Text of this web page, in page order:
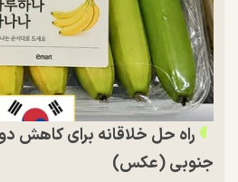
راه حل خلاقانه برای کاهش
جنوبی (عکس)